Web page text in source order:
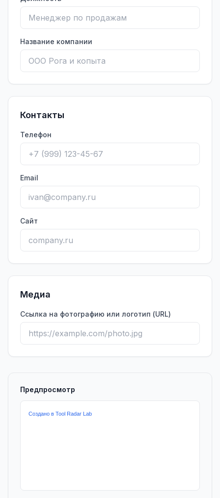
Название компании
Контакты
Телефон
Email
Сайт
Медиа
Ссылка на фотографию или логотип (URL)
Предпросмотр